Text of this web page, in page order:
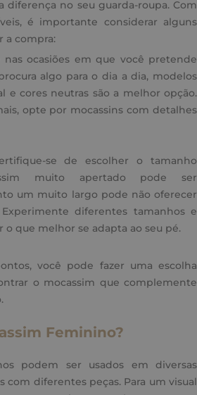
diferença no seu guarda-roupa. Com
é importante considerar alguns
a compra:
nas ocasiões em que você pretende
algo para o dia a dia, modelos
e cores neutras são a melhor opção.
opte por mocassins com detalhes
se de escolher o tamanho
muito apertado pode ser
um muito largo pode não oferecer
diferentes tamanhos e
o que melhor se adapta ao seu pé.
você pode fazer uma escolha
o mocassim que complemente
Feminino?
podem ser usados em diversas
com diferentes peças. Para um visual